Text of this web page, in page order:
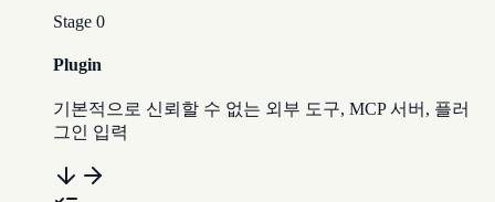
Stage 0
Plugin
기본적으로 신뢰할 수 없는 외부 도구, MCP 서버, 플러
그인 입력